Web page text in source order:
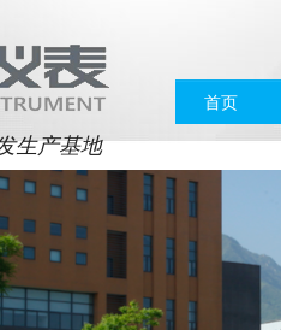
生产基地
首页